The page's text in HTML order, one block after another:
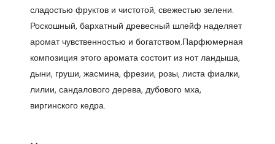
сладостью фруктов и чистотой, свежестью зелени.
Роскошный, бархатный древесный шлейф наделяет
аромат чувственностью и богатством.Парфюмерная
композиция этого аромата состоит из нот ландыша,
дыни, груши, жасмина, фрезии, розы, листа фиалки,
лилии, сандалового дерева, дубового мха,
виргинского кедра.